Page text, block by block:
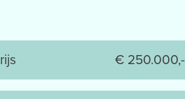
€ 250.000,-